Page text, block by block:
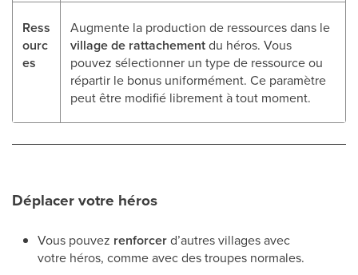
Ress
ourc
es
Augmente la production de ressources dans le
village de rattachementdu héros. Vous
pouvez sélectionner un type de ressource ou
répartir le bonus uniformément. Ce paramètre
peut être modifié librement à tout moment.
Déplacer votre héros
Vous pouvez renforcerd’autres villages avec
votre héros, comme avec des troupes normales.